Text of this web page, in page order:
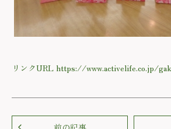
リンクURL https://www.activelife.co.jp/